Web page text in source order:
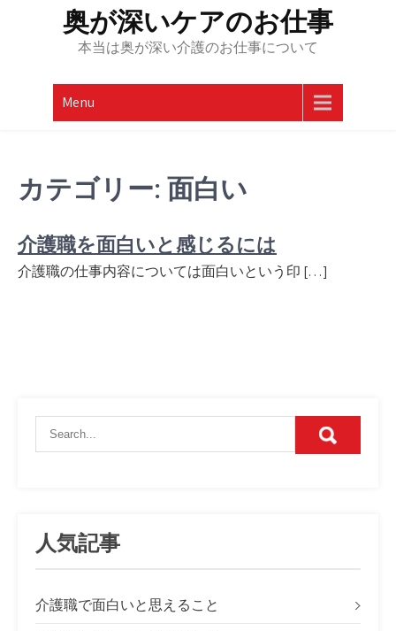
奥が深いケアのお仕事
本当は奥が深い介護のお仕事について
Menu
カテゴリー: 面白い
介護職を面白いと感じるには
介護職の仕事内容については面白いという印 […]
人気記事
介護職で面白いと思えること